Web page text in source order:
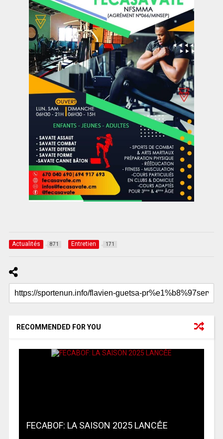
Actualités 871 Entretien 171
RECOMMENDED FOR YOU
FECABOF: LA SAISON 2025 LANCḖE